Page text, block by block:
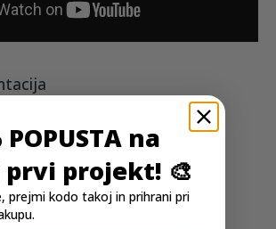
spreji letak Spekter
POPUSTA na
projekt! 🎨
prejmi kodo takoj in prihrani pri